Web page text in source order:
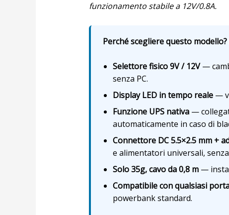
funzionamento stabile a 12V/0.8A.
Perché scegliere questo
Selettore fisico 9V / 12V—
senza PC.
Display LED in tempo reale—
Funzione UPS nativa—
automaticamente in caso di
Connettore DC 5.5×2.5 mm +
e alimentatori universali,
Solo 35g, cavo da 0,8 m—
Compatibile con qualsiasi
powerbank standard.